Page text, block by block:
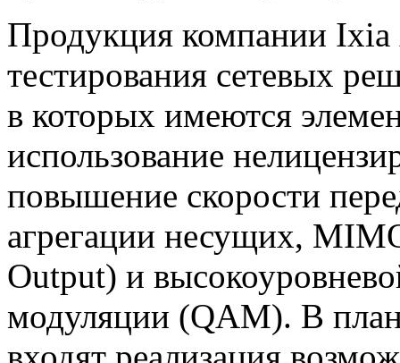
Продукция компании
тестирования сетевых
в которых имеются
использование
повышение скорости
агрегации несущих,
Output) и
модуляции (QAM). В